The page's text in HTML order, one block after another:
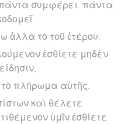
πάντα συμφέρει. πάντα
ἀλλὰ τὸ τοῦ ἑτέρου.
ἐσθίετε μηδὲν
τὸ πλήρωμα αὐτῆς.
καὶ θέλετε
ὑμῖν ἐσθίετε